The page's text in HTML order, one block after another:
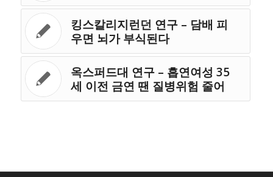
킹스칼리지런던 연구 – 담배 피
우면 뇌가 부식된다
옥스퍼드대 연구 – 흡연여성 35
세 이전 금연 땐 질병위험 줄어